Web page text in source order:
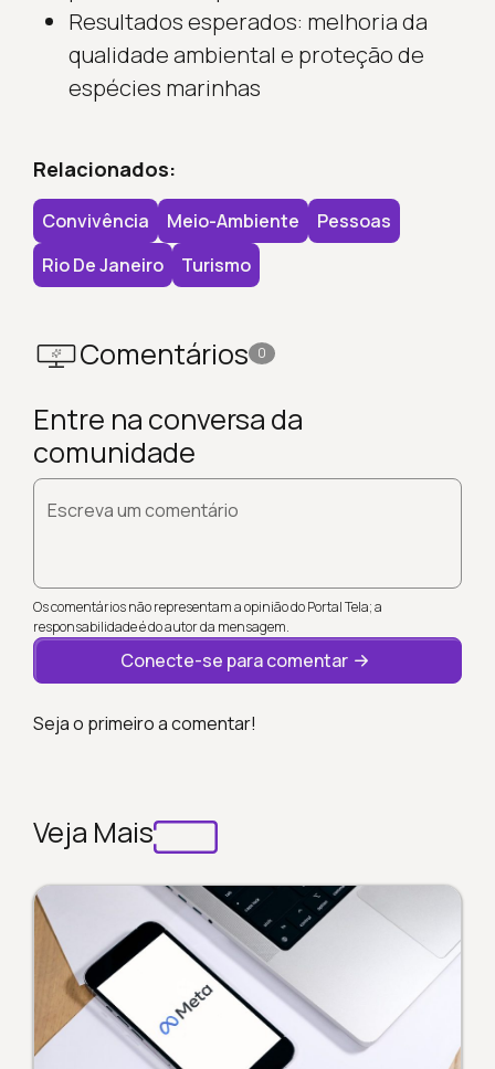
Resultados esperados: melhoria da
qualidade ambiental e proteção de
espécies marinhas
Relacionados:
Convivência Meio-Ambiente
Pessoas
Rio De Janeiro
Turismo
Comentários 0
Entre na conversa da
comunidade
Escreva um comentário
Os comentários não representam a opinião do Portal Tela; a
responsabilidade é do autor da mensagem.
Conecte-se para comentar
Seja o primeiro a comentar!
Veja Mais